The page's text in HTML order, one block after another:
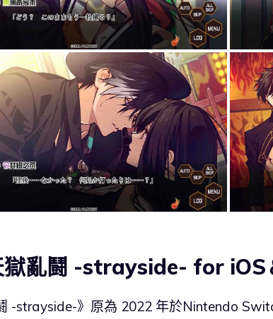
獄亂鬪 -strayside- for
-strayside-》原為 2022 年於Nintendo